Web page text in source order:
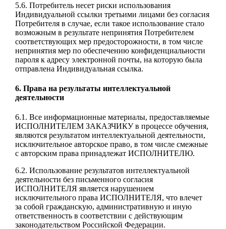
5.6. Потребитель несет риски использования
Индивидуальной ссылки третьими лицами без согласия
Потребителя в случае, если такое использование стало
возможным в результате непринятия Потребителем
соответствующих мер предосторожности, в том числе
непринятия мер по обеспечению конфиденциальности
пароля к адресу электронной почты, на которую была
отправлена Индивидуальная ссылка.
6. Права на результаты интеллектуальной
деятельности
6.1. Все информационные материалы, предоставляемые
ИСПОЛНИТЕЛЕМ ЗАКАЗЧИКУ в процессе обучения,
являются результатом интеллектуальной деятельности,
исключительное авторское право, в том числе смежные
с авторским права принадлежат ИСПОЛНИТЕЛЮ.
6.2. Использование результатов интеллектуальной
деятельности без письменного согласия
ИСПОЛНИТЕЛЯ является нарушением
исключительного права ИСПОЛНИТЕЛЯ, что влечет
за собой гражданскую, административную и иную
ответственность в соответствии с действующим
законодательством Российской Федерации.